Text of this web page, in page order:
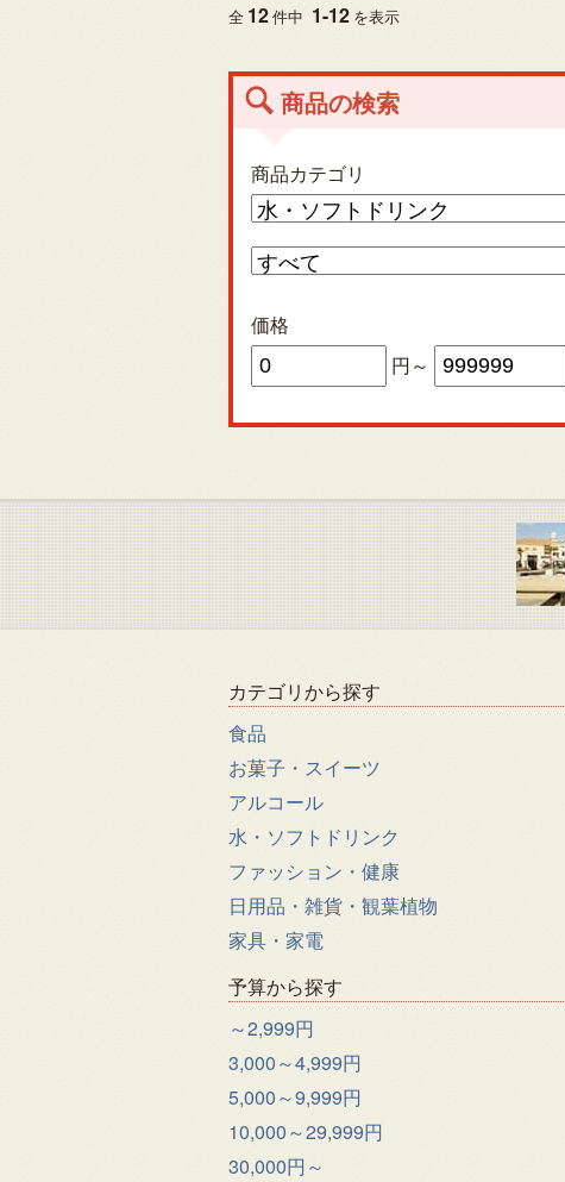
全 12件中 1-12 を表示
商品の検索
商品カテゴリ
価格
円～
カテゴリから探す
食品
お菓子・スイーツ
アルコール
水・ソフトドリンク
ファッション・健康
日用品・雑貨・観葉植物
家具・家電
予算から探す
～2,999円
3,000～4,999円
5,000～9,999円
10,000～29,999円
30,000円～